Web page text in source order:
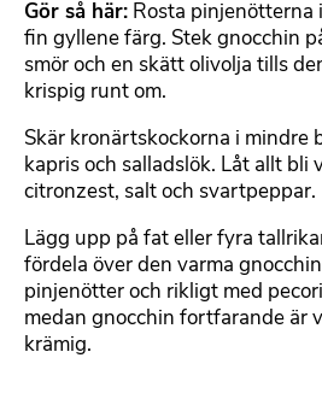
Gör så här: Rosta pinjenötterna
fin gyllene färg. Stek gnocchin
smör och en skätt olivolja tills
krispig runt om.
Skär kronärtskockorna i mindre
kapris och salladslök. Låt allt bli
citronzest, salt och svartpeppar.
Lägg upp på fat eller fyra
fördela över den varma
pinjenötter och rikligt med
medan gnocchin fortfarande är
krämig.